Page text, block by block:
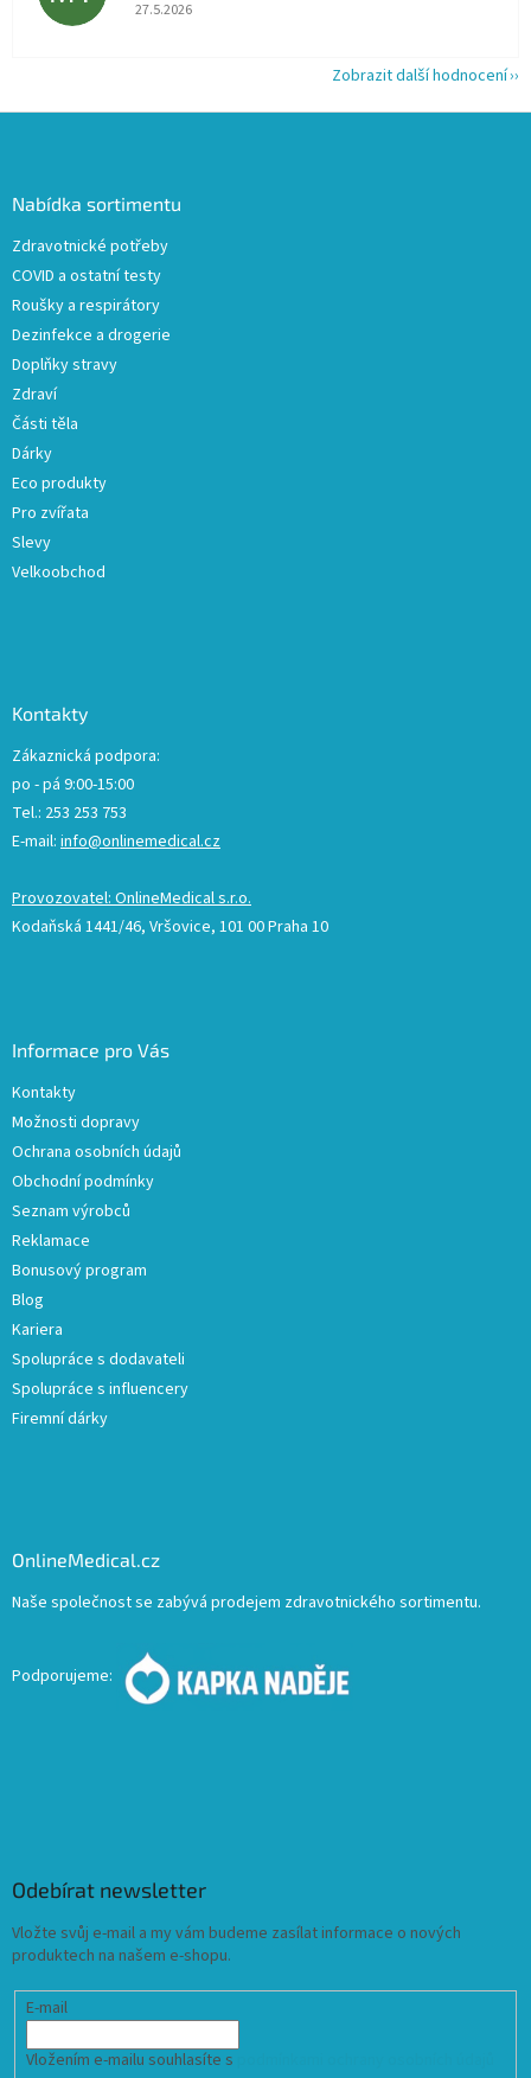
27.5.2026
Zobrazit další hodnocení
Nabídka sortimentu
Zdravotnické potřeby
COVID a ostatní testy
Roušky a respirátory
Dezinfekce a drogerie
Doplňky stravy
Zdraví
Části těla
Dárky
Eco produkty
Pro zvířata
Slevy
Velkoobchod
Kontakty
Zákaznická podpora:
po - pá 9:00-15:00
Tel.: 253 253 753
E-mail: info@onlinemedical.cz
Provozovatel: OnlineMedical s.r.o.
Kodaňská 1441/46, Vršovice, 101 00 Praha 10
Informace pro Vás
Kontakty
Možnosti dopravy
Ochrana osobních údajů
Obchodní podmínky
Seznam výrobců
Reklamace
Bonusový program
Blog
Kariera
Spolupráce s dodavateli
Spolupráce s influencery
Firemní dárky
OnlineMedical.cz
Naše společnost se zabývá prodejem zdravotnického sortimentu.
Podporujeme:
Odebírat newsletter
Vložte svůj e-mail a my vám budeme zasílat informace o nových
produktech na našem e-shopu.
E-mail
Vložením e-mailu souhlasíte s